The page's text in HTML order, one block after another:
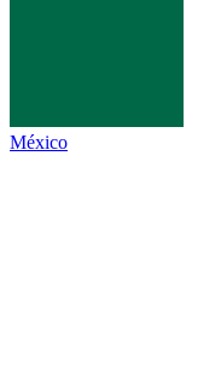
México